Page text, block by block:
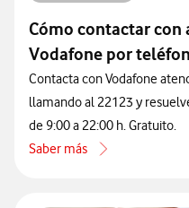
Cómo contactar
Vodafone por
Contacta con Vodafone
llamando al 22123 y
de 9:00 a 22:00 h. Gratuito.
Saber más
acerca de Cómo contactar